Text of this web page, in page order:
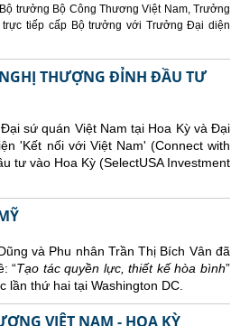
trưởng Bộ Công Thương Việt Nam, Trưởng
tiếp cấp Bộ trưởng với Trưởng Đại diện
THƯỢNG ĐỈNH ĐẦU TƯ
sứ quán Việt Nam tại Hoa Kỳ và Đại
'Kết nối với Việt Nam' (Connect with
tư vào Hoa Kỳ (SelectUSA Investment
và Phu nhân Trần Thị Bích Vân đã
“Tạo tác quyền lực, thiết kế hòa bình”
lần thứ hai tại Washington DC.
VIỆT NAM - HOA KỲ